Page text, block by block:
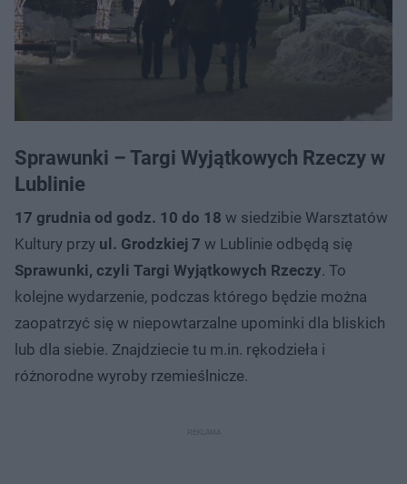
Sprawunki – Targi Wyjątkowych Rzeczy w
Lublinie
17 grudnia od godz. 10 do 18 w siedzibie Warsztatów
Kultury przy ul. Grodzkiej 7 w Lublinie odbędą się
Sprawunki, czyli Targi Wyjątkowych Rzeczy. To
kolejne wydarzenie, podczas którego będzie można
zaopatrzyć się w niepowtarzalne upominki dla bliskich
lub dla siebie. Znajdziecie tu m.in. rękodzieła i
różnorodne wyroby rzemieślnicze.